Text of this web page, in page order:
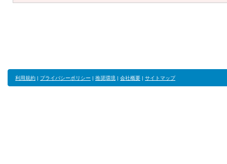
利用規約 | プライバシーポリシー | 推奨環境 | 会社概要 | サイトマップ